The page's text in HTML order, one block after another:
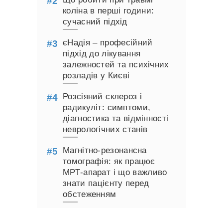
коліна в перші години:
сучасний підхід
єНадія – професійний
підхід до лікування
залежностей та психічних
розладів у Києві
Розсіяний склероз і
радикуліт: симптоми,
діагностика та відмінності
неврологічних станів
Магнітно-резонансна
томографія: як працює
МРТ-апарат і що важливо
знати пацієнту перед
обстеженням